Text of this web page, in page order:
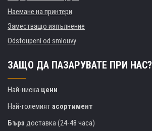
Наемане на принтери
Заместващо изпълнение
Odstoupení od smlouvy
ЗАЩО ДА ПАЗАРУВАТЕ ПРИ НАС?
Най-ниска цени
Най-големиятасортимент
Бърз доставка (24-48 часа)